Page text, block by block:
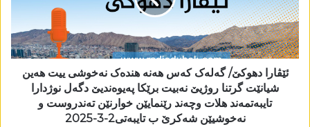
ئێڤارا دھوکێ/ گەلەک کەس ھەنە ھندەک نەخوشی ییت ھەین
شیانێت گرتنا روژیێ نەبیت برێکا پەیوەندیێ دگەل نوژدارا
تایبەتمەند ھلات وچەند رێنمایێن خوارنێن تەندروست و
نەخوشیێن شەکرێ ب تایبەتی2-3-2025